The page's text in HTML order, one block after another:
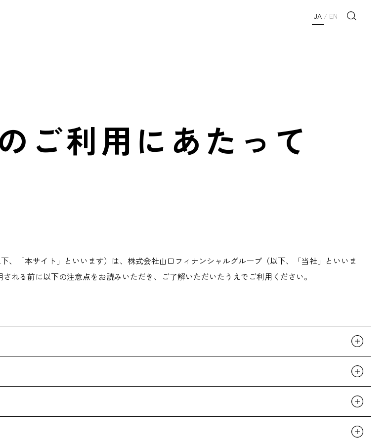
JA / EN
ご利用にあたって
、「本サイト」といいます）は、株式会社山口フィナンシャルグループ（以下、「当社」といいま
れる前に以下の注意点をお読みいただき、ご了解いただいたうえでご利用ください。
客さま等に対する情報公開を目的とし、ニュースリリース・業績・将来の見通し等、幅広い情報を掲
含まれており、経済情勢や市場の動向等により、実際の結果とは必ずしも一致するものではないこと
スなどには、金融商品取引法第166条に定められた重要事実にあたる情報が含まれている可能性があ
規制の対象とされている会社関係者・情報受領者等にあたる方が、本サイトで重要事実を含むニュー
、商標、デザインなど）の著作権は、原則として当社に帰属するものです。したがって、全ての内容